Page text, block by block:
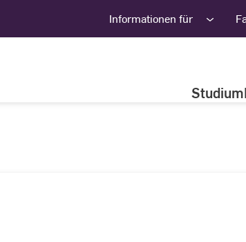
Informationen für
Studium